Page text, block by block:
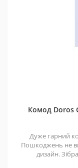
Комод Doros
Дуже гарний
Пошкоджень не
дизайн.